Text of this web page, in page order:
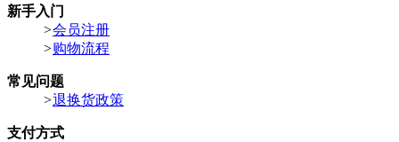
新手入门
>会员注册
>购物流程
常见问题
>退换货政策
支付方式